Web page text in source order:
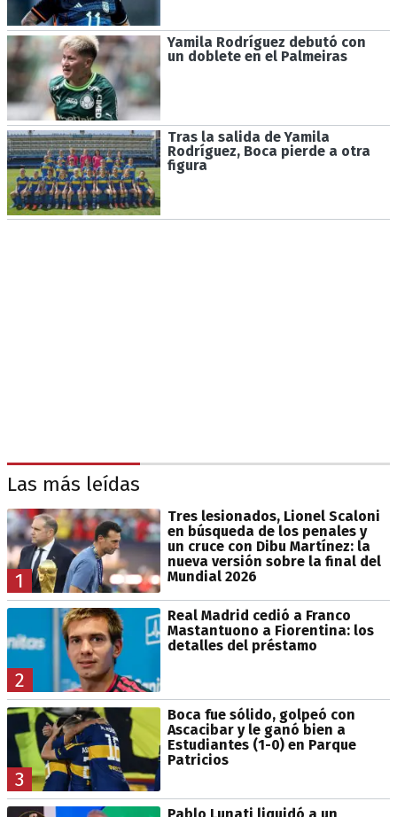
Yamila Rodríguez debutó con
un doblete en el Palmeiras
Tras la salida de Yamila
Rodríguez, Boca pierde a otra
figura
Las más leídas
1
Tres lesionados, Lionel Scaloni
en búsqueda de los penales y
un cruce con Dibu Martínez: la
nueva versión sobre la final del
Mundial 2026
2
Real Madrid cedió a Franco
Mastantuono a Fiorentina: los
detalles del préstamo
3
Boca fue sólido, golpeó con
Ascacibar y le ganó bien a
Estudiantes (1-0) en Parque
Patricios